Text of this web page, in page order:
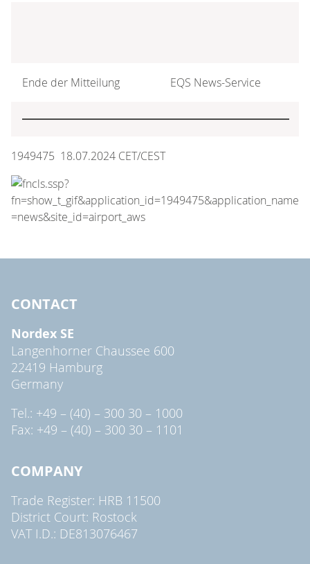
Ende der Mitteilung EQS News-Service
1949475 18.07.2024 CET/CEST
CONTACT
Nordex SE
Langenhorner Chaussee 600
22419 Hamburg
Germany
Tel.: +49 – (40) – 300 30 – 1000
Fax: +49 – (40) – 300 30 – 1101
COMPANY
Trade Register: HRB 11500
District Court: Rostock
VAT I.D.: DE813076467